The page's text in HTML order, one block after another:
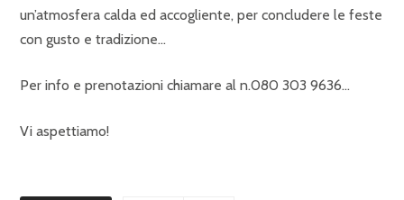
un’atmosfera calda ed accogliente, per concludere le feste
con gusto e tradizione…
Per info e prenotazioni chiamare al n.080 303 9636…
Vi aspettiamo!